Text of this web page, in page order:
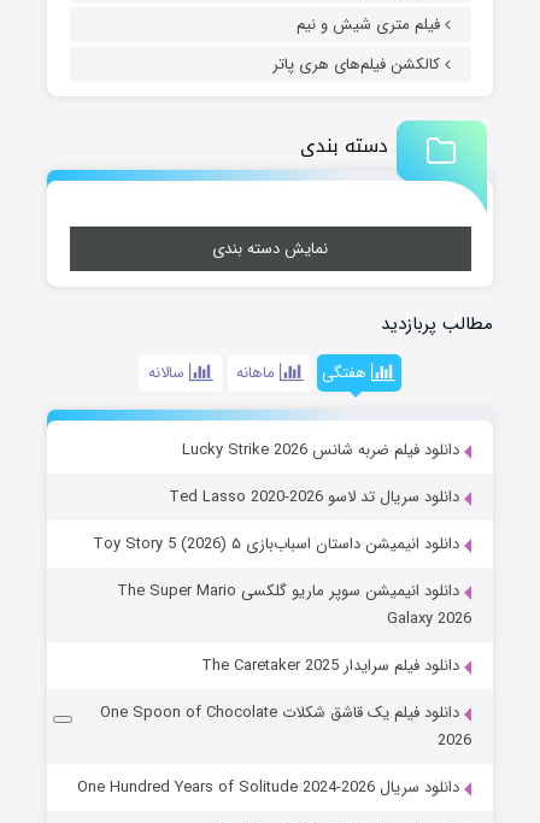
فیلم متری شیش و نیم
کالکشن فیلم‌های هری پاتر
دسته بندی
نمایش دسته بندی
مطالب پربازدید
هفتگی ماهانه سالانه
دانلود فیلم ضربه شانس Lucky Strike 2026
دانلود سریال تد لاسو Ted Lasso 2020-2026
دانلود انیمیشن داستان اسباب‌بازی ۵ Toy Story 5 (2026)
دانلود انیمیشن سوپر ماریو گلکسی The Super Mario
Galaxy 2026
دانلود فیلم سرایدار The Caretaker 2025
دانلود فیلم یک قاشق شکلات One Spoon of Chocolate
2026
دانلود سریال One Hundred Years of Solitude 2024-2026